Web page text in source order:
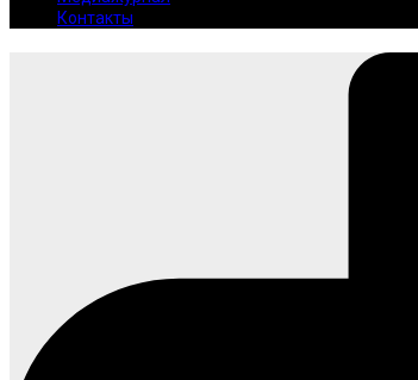
Контакты